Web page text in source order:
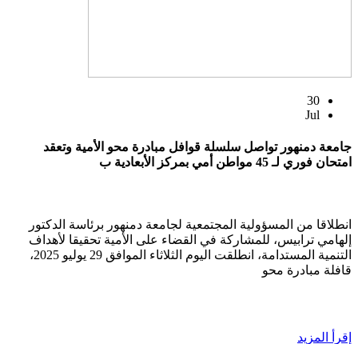
30
Jul
جامعة دمنهور تواصل سلسلة قوافل مبادرة محو الأمية وتعقد
امتحان فوري لـ 45 مواطن أمي بمركز الأبعادية ب
انطلاقا من المسؤولية المجتمعية لجامعة دمنهور برئاسة الدكتور
إلهامي ترابيس، للمشاركة في القضاء على الأمية تحقيقا لأهداف
التنمية المستدامة، انطلقت اليوم الثلاثاء الموافق 29 يوليو 2025،
قافلة مبادرة محو
إقرأ المزيد